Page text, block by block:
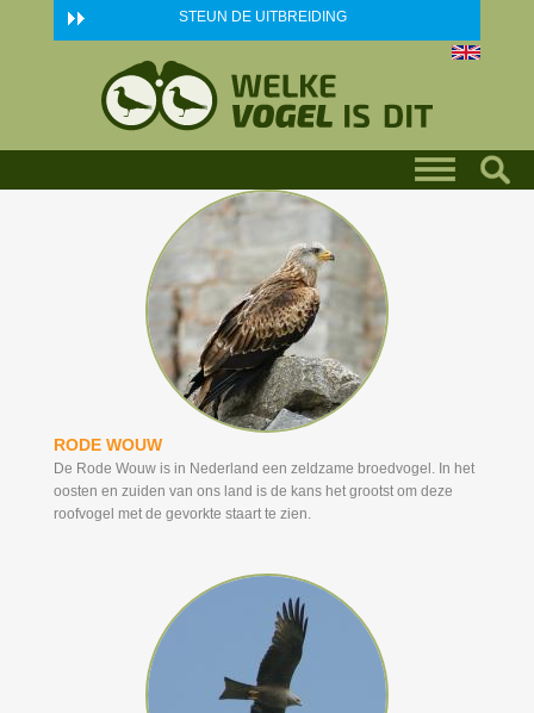
Skip to main content STEUN DE UITBREIDING
RODE WOUW
De Rode Wouw is in Nederland een zeldzame broedvogel. In het
oosten en zuiden van ons land is de kans het grootst om deze
roofvogel met de gevorkte staart te zien.